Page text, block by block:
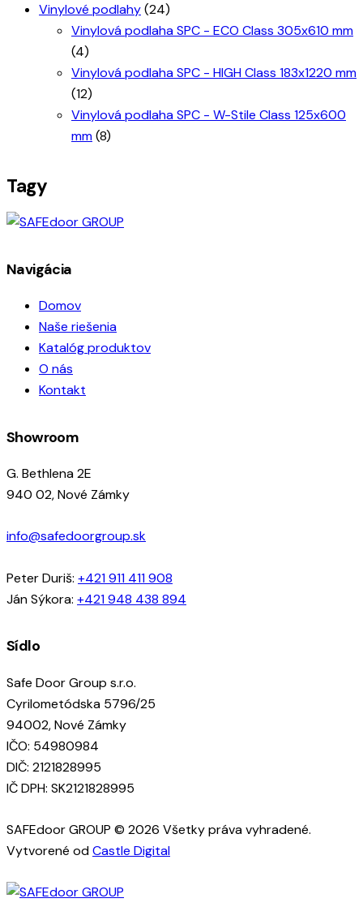
Vinylové podlahy(24)
Vinylová podlaha SPC - ECO Class 305x610 mm
(4)
Vinylová podlaha SPC - HIGH Class 183x1220 mm
(12)
Vinylová podlaha SPC - W-Stile Class 125x600
mm(8)
Tagy
Navigácia
Domov
Naše riešenia
Katalóg produktov
O nás
Kontakt
Showroom
G. Bethlena 2E
940 02, Nové Zámky
info@safedoorgroup.sk
Peter Duriš: +421 911 411 908
Ján Sýkora: +421 948 438 894
Sídlo
Safe Door Group s.r.o.
Cyrilometódska 5796/25
94002, Nové Zámky
IČO: 54980984
DIČ: 2121828995
IČ DPH: SK2121828995
SAFEdoor GROUP © 2026 Všetky práva vyhradené.
Vytvorené odCastle Digital